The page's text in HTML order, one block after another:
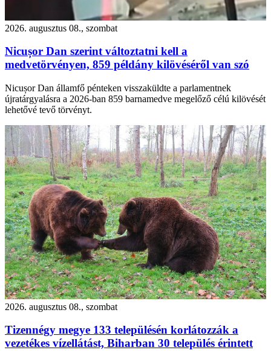
2026. augusztus 08., szombat
Nicușor Dan szerint változtatni kell a
medvetörvényen, 859 példány kilövéséről van szó
Nicușor Dan államfő pénteken visszaküldte a parlamentnek
újratárgyalásra a 2026-ban 859 barnamedve megelőző célú kilövését
lehetővé tevő törvényt.
2026. augusztus 08., szombat
Tizennégy megye 133 településén korlátozzák a
vezetékes vízellátást, Biharban 30 település érintett